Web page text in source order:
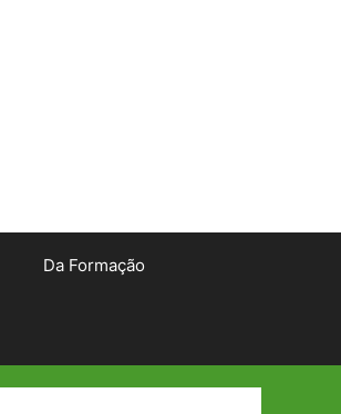
Da Formação